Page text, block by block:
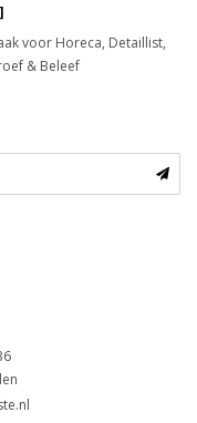
voor Horeca, Detaillist,
& Beleef